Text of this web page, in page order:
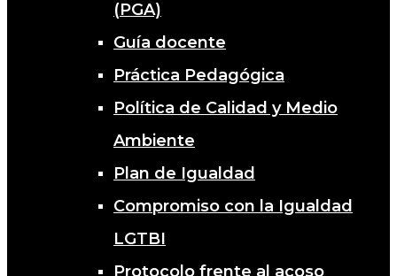
(PGA)
Guía docente
Práctica Pedagógica
Política de Calidad y Medio
Ambiente
Plan de Igualdad
Compromiso con la Igualdad
LGTBI
Protocolo frente al acoso